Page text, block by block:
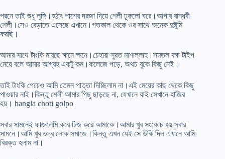
পরনে তাই শুধু লুঙ্গি।হঠাৎ পাশের দরজা দিয়ে শেলী ঢুকলো ঘরে।আপার বান্ধবী
শেলী।সেও বেড়াতে এসেছে এখানে।গতকাল থেকে ওর সাথে অনেক দুষ্টুমি
করছি।
আমার সাথে টাংকি মারছে ক্ষনে ক্ষনে।চেহারা সুরত মাশাল্লাহ।সমতল বক্ষ টাইপ
মেয়ে বলে আমার আগ্রহ একটু কম।কলেজে পড়ে, অথচ বুকে কিছু নেই।
তাই টাংকি পেয়েও আমি তেমন পাত্তা দিচ্ছিলাম না।এই মেয়ের কাছ থেকে কিছু
পাওয়ার নাই।কিন্তু শেলী আমার পিছু ছাড়ছে না, যেখানে যাই সেখানে হাজির
হয়। bangla choti golpo
সবার সামনেই ফাজলেমি করে টিজ করে আমাকে।আমার খুব সংকোচ হয় সবার
সামনে।আমি খুব ভদ্র লোক সমাজে।কিন্তু এখন যেই সে উঁকি দিল এখানে আমি
বিরক্ত হলাম না।